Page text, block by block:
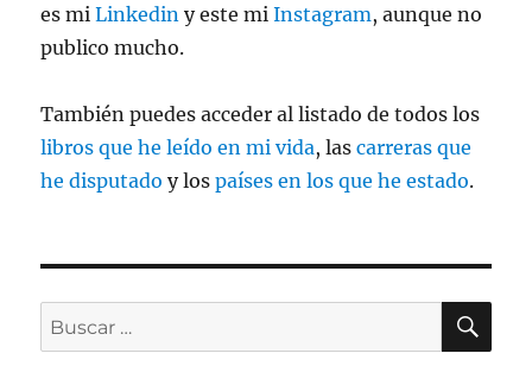
es miLinkedin y este miInstagram, aunque no
publico mucho.
También puedes acceder al listado de todos los
libros que he leído en mi vida, lascarreras que
he disputado y lospaíses en los que he estado.
Buscar
por: